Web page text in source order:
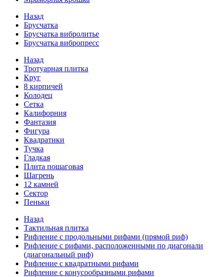
Назад
Брусчатка
Брусчатка вибролитье
Брусчатка вибропресс
Назад
Тротуарная плитка
Круг
8 кирпичей
Колодец
Сетка
Калифорния
Фантазия
Фигура
Квадратики
Тучка
Гладкая
Плита пошаговая
Шагрень
12 камней
Сектор
Пеньки
Назад
Тактильная плитка
Рифление с продольными рифами (прямой риф)
Рифление с рифами, расположенными по диагонали
(диагональный риф)
Рифление с квадратными рифами
Рифление с конусообразными рифами